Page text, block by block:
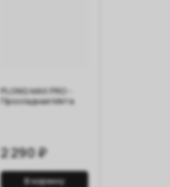
PLONQ MAX PRO -
Прохладная Мята
2 290 ₽
В корзину